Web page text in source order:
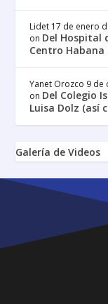
Lidet 17 de enero
on Del Hospital
Centro Habana
Yanet Orozco 9 de
on Del Colegio
Luisa Dolz (así
Galería de Videos